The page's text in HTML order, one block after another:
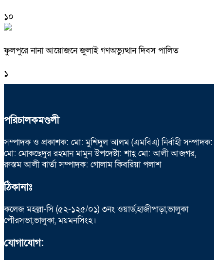
১০
ফুলপুরে নানা আয়োজনে জুলাই গণঅভ্যুত্থান দিবস পালিত
১
পরিচালকমণ্ডলী
সম্পাদক ও প্রকাশক: মো: মুশিদুল আলম (এমবিএ) নির্বাহী সম্পাদক:
মো: মোকছেদুর রহমান মামুন উপদেষ্টা: শাহ্ মো: আলী আজগর,
রুস্তম আলী বার্তা সম্পাদক: গোলাম কিবরিয়া পলাশ
ঠিকানাঃ
কলেজ মহল্লা-সি (৫২-১২৫/০১) ৩নং ওয়ার্ড,হাজীপাড়া,ভালুকা
পৌরসভা,ভালুকা, ময়মনসিংহ।
যোগাযোগ: